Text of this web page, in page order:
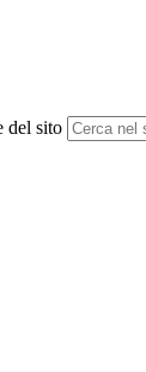
del sito